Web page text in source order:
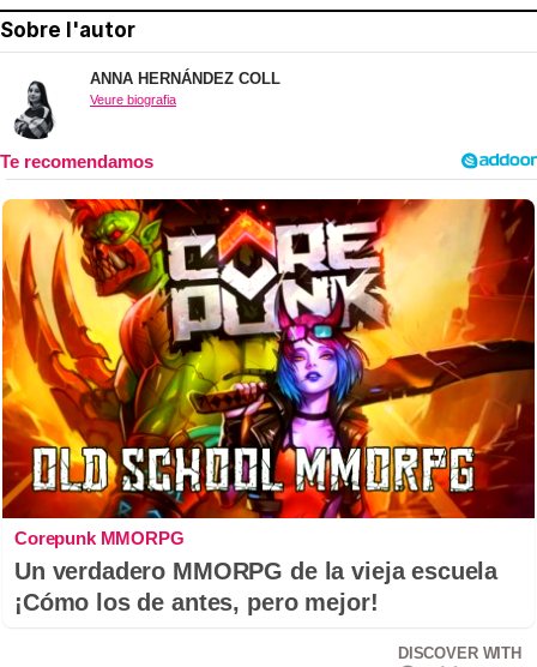
Sobre l'autor
ANNA HERNÁNDEZ COLL
Veure biografia
Corepunk MMORPG
Un verdadero MMORPG de la vieja escuela
¡Cómo los de antes, pero mejor!
DISCOVER WITH